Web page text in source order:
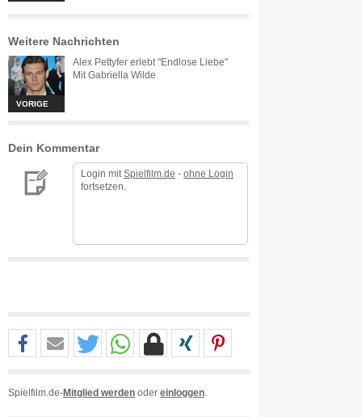
Weitere Nachrichten
VORIGE
Alex Pettyfer erlebt "Endlose Liebe"
Mit Gabriella Wilde
Dein Kommentar
Login mit Spielfilm.de - ohne Login
fortsetzen.
Spielfilm.de-Mitglied werden oder einloggen